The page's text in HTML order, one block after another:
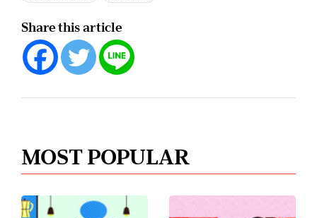
Share this article
MOST POPULAR